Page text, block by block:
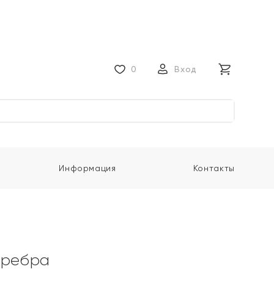
0 Вход
Информация Контакты